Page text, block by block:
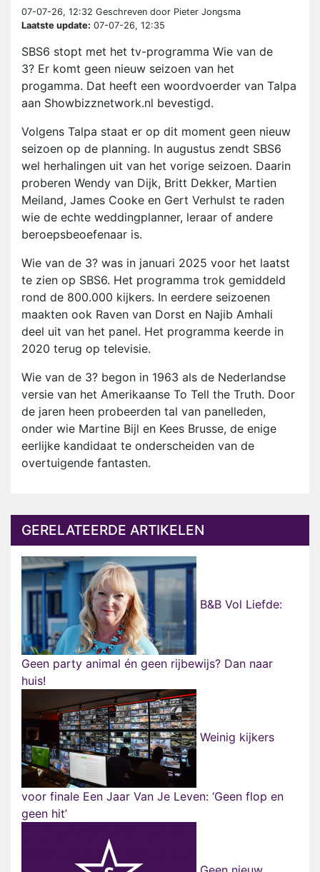
07-07-26, 12:32 Geschreven door Pieter Jongsma
Laatste update: 07-07-26, 12:35
SBS6 stopt met het tv-programma Wie van de
3? Er komt geen nieuw seizoen van het
progamma. Dat heeft een woordvoerder van Talpa
aan Showbizznetwork.nl bevestigd.
Volgens Talpa staat er op dit moment geen nieuw
seizoen op de planning. In augustus zendt SBS6
wel herhalingen uit van het vorige seizoen. Daarin
proberen Wendy van Dijk, Britt Dekker, Martien
Meiland, James Cooke en Gert Verhulst te raden
wie de echte weddingplanner, leraar of andere
beroepsbeoefenaar is.
Wie van de 3? was in januari 2025 voor het laatst
te zien op SBS6. Het programma trok gemiddeld
rond de 800.000 kijkers. In eerdere seizoenen
maakten ook Raven van Dorst en Najib Amhali
deel uit van het panel. Het programma keerde in
2020 terug op televisie.
Wie van de 3? begon in 1963 als de Nederlandse
versie van het Amerikaanse To Tell the Truth. Door
de jaren heen probeerden tal van panelleden,
onder wie Martine Bijl en Kees Brusse, de enige
eerlijke kandidaat te onderscheiden van de
overtuigende fantasten.
GERELATEERDE ARTIKELEN
B&B Vol Liefde:
Geen party animal én geen rijbewijs? Dan naar
huis!
Weinig kijkers
voor finale Een Jaar Van Je Leven: ‘Geen flop en
geen hit’